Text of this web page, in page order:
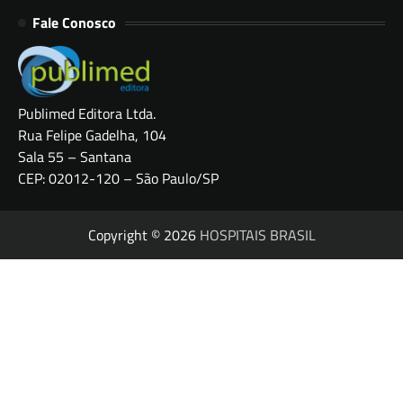
Fale Conosco
Publimed Editora Ltda.
Rua Felipe Gadelha, 104
Sala 55 – Santana
CEP: 02012-120 – São Paulo/SP
Copyright © 2026 HOSPITAIS BRASIL